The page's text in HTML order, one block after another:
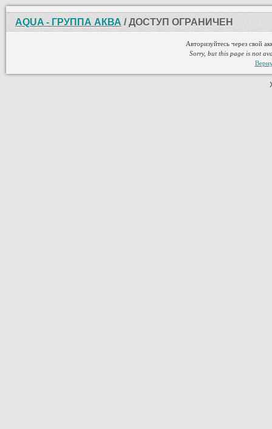
AQUA - ГРУППА АКВА / ДОСТУП ОГРАНИЧЕН
Авторизуйтесь через свой
Sorry, but this page is not